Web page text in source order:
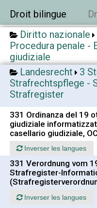
Droit bilingue
Diritto nazionale
Procedura penale -
giudiziale
Landesrecht
3
Strafrechtspflege -
Strafregister
331 Ordinanza del 19
giudiziale
casellario giudiziale,
Inverser les langues
331 Verordnung vom
Strafregister-
Inverser les langues